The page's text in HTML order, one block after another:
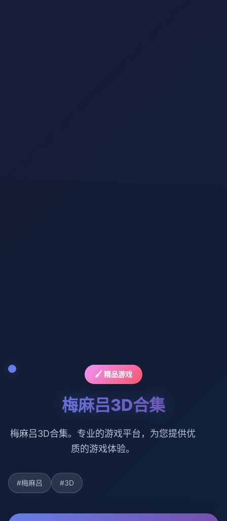
🖌️ 精品游戏
梅麻吕3D合集
梅麻吕3D合集。专业的游戏平台，为您提供优
质的游戏体验。
#梅麻吕 #3D